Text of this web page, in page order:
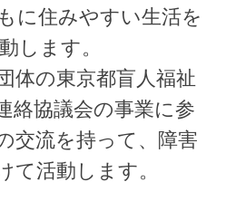
に住みやすい生活を
します。
体の東京都盲人福祉
絡協議会の事業に参
交流を持って、障害
て活動します。